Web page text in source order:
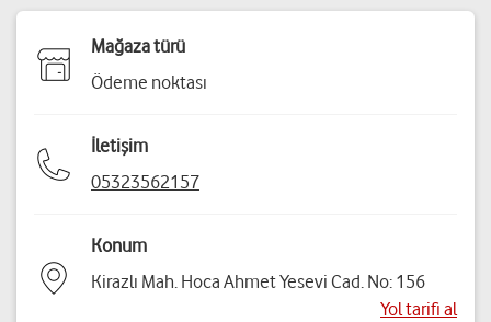
Mağaza türü
Ödeme noktası
İletişim
05323562157
Konum
Kirazlı Mah. Hoca Ahmet Yesevi Cad. No: 156
Yol tarifi al